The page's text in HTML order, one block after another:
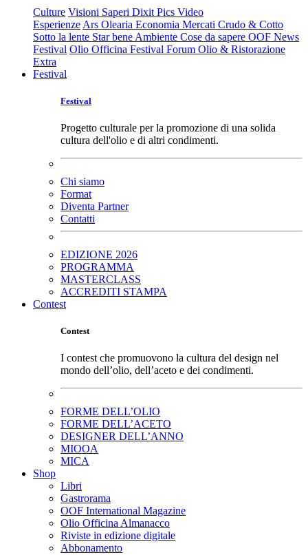
Culture Visioni Saperi Dixit Pics Video
Esperienze Ars Olearia Economia Mercati Crudo & Cotto
Sotto la lente Star bene Ambiente Cose da sapere OOF News
Festival Olio Officina Festival Forum Olio & Ristorazione
Extra
Festival
Festival
Progetto culturale per la promozione di una solida
cultura dell'olio e di altri condimenti.
Chi siamo
Format
Diventa Partner
Contatti
EDIZIONE 2026
PROGRAMMA
MASTERCLASS
ACCREDITI STAMPA
Contest
Contest
I contest che promuovono la cultura del design nel
mondo dell’olio, dell’aceto e dei condimenti.
FORME DELL’OLIO
FORME DELL’ACETO
DESIGNER DELL’ANNO
MIOOA
MICA
Shop
Libri
Gastrorama
OOF International Magazine
Olio Officina Almanacco
Riviste in edizione digitale
Abbonamento